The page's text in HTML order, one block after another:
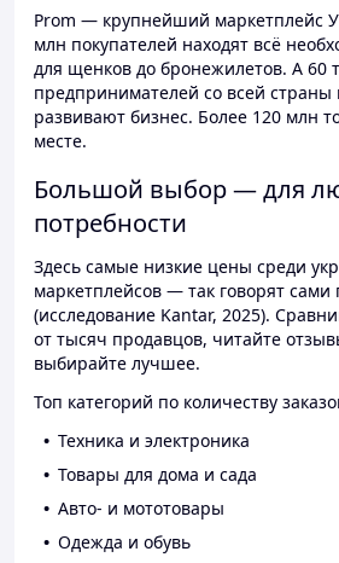
Prom — крупнейший маркетплейс
млн покупателей находят всё
для щенков до бронежилетов. А 60
предпринимателей со всей
развивают бизнес. Более 120 млн
месте.
Большой выбор — для
потребности
Здесь самые низкие цены среди
маркетплейсов — так говорят сами
(исследование Kantar, 2025).
от тысяч продавцов, читайте
выбирайте лучшее.
Топ категорий по количеству
Техника и электроника
Товары для дома и сада
Авто- и мототовары
Одежда и обувь